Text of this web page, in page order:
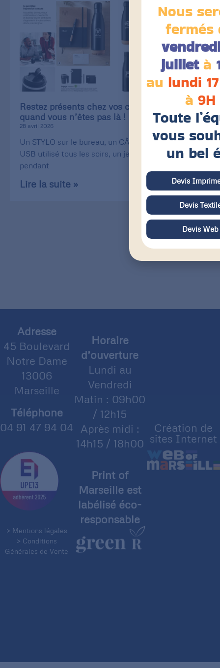
Restez présents chez vos clients, même
quand vous n’êtes pas là !
28 avril 2026
Un STYLO sur le bureau, un CÂBLE de recharge
USB utilisé tous les soirs, un jeu de CARTE utilisé
pendant
Lire la suite »
Adresse
45 Boulevard
Notre Dame
13006
Marseille
Téléphone
04 91 47 94 04
> Mentions légales
> Conditions
Générales de Vente
Horaire
d’ouverture
Lundi au
Vendredi
Matin : 09h00
/ 12h15
Après midi :
14h15 / 18h00
Print of
Marseille est
labélisé éco-
responsable
Création de
sites Internet
Nous
fermés
juilletà
au lundi
à 9H
Toute
vous
un bel
Devis
Devis
Devis Web